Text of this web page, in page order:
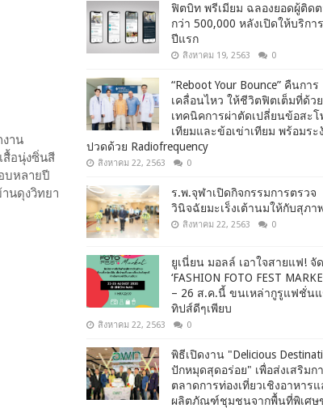
าน
สื้อนุ่งซิ่นสี
บหลายปี
นดุงวิทยา
ฟิตบิท พรีเมียม ฉลองยอดผู้ติด
กว่า 500,000 หลังเปิดให้บริกา
ปีแรก
สิงหาคม 19, 2563 0
“Reboot Your Bounce” คืนการ
เคลื่อนไหว ให้ชีวิตฟิตเต็มที่ด้วย
เทคนิคการผ่าตัดเปลี่ยนข้อสะโ
เทียมและข้อเข่าเทียม พร้อมระ
ปวดด้วย Radiofrequency
สิงหาคม 22, 2563 0
ร.พ.จุฬาเปิดกิจกรรมการตรวจ
วินิจฉัยมะเร็งเต้านมให้กับสุภา
สิงหาคม 22, 2563 0
ยูเนี่ยน มอลล์ เอาใจสายแฟ! จั
‘FASHION FOTO FEST
– 26 ส.ค.นี้ ขนเหล่ากูรูแฟชั่น
ทิปส์ดีๆเพียบ
สิงหาคม 22, 2563 0
พิธีเปิดงาน "Delicious
ปักหมุดสุดอร่อย" เพื่อส่งเสริมก
ตลาดการท่องเที่ยวเชิงอาหารแ
ผลิตภัณฑ์ชุมชนจากพื้นที่พิเศษ